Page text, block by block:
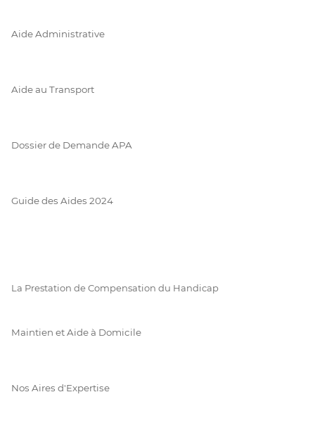
Aide Administrative
Aide au Transport
Dossier de Demande APA
Guide des Aides 2024
La Prestation de Compensation du Handicap
Maintien et Aide à Domicile
Nos Aires d'Expertise